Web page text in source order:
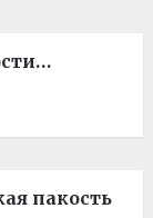
пакость